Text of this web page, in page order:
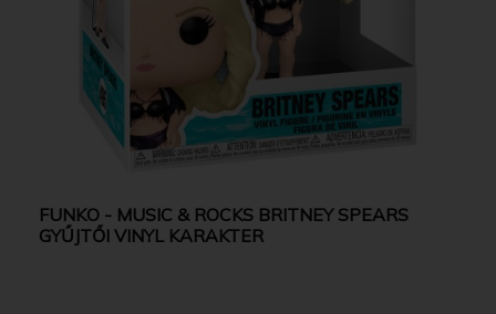
FUNKO - MUSIC & ROCKS BRITNEY SPEARS
GYŰJTŐI VINYL KARAKTER